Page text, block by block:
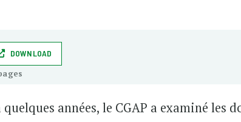
DOWNLOAD
quelques années, le CGAP a examiné les